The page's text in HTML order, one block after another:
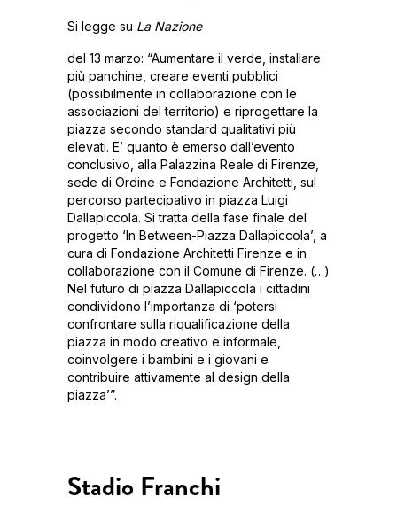
Si legge su La Nazione
del 13 marzo: “Aumentare il verde, installare
più panchine, creare eventi pubblici
(possibilmente in collaborazione con le
associazioni del territorio) e riprogettare la
piazza secondo standard qualitativi più
elevati. E’ quanto è emerso dall’evento
conclusivo, alla Palazzina Reale di Firenze,
sede di Ordine e Fondazione Architetti, sul
percorso partecipativo in piazza Luigi
Dallapiccola. Si tratta della fase finale del
progetto ‘In Between-Piazza Dallapiccola’, a
cura di Fondazione Architetti Firenze e in
collaborazione con il Comune di Firenze. (…)
Nel futuro di piazza Dallapiccola i cittadini
condividono l’importanza di ‘potersi
confrontare sulla riqualificazione della
piazza in modo creativo e informale,
coinvolgere i bambini e i giovani e
contribuire attivamente al design della
piazza’”.
Stadio Franchi